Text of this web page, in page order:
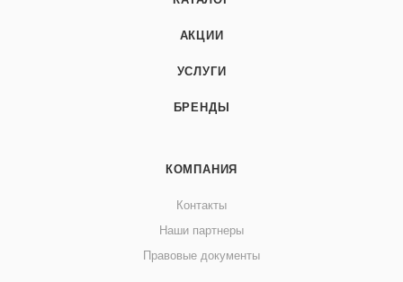
АКЦИИ
УСЛУГИ
БРЕНДЫ
КОМПАНИЯ
Контакты
Наши партнеры
Правовые документы